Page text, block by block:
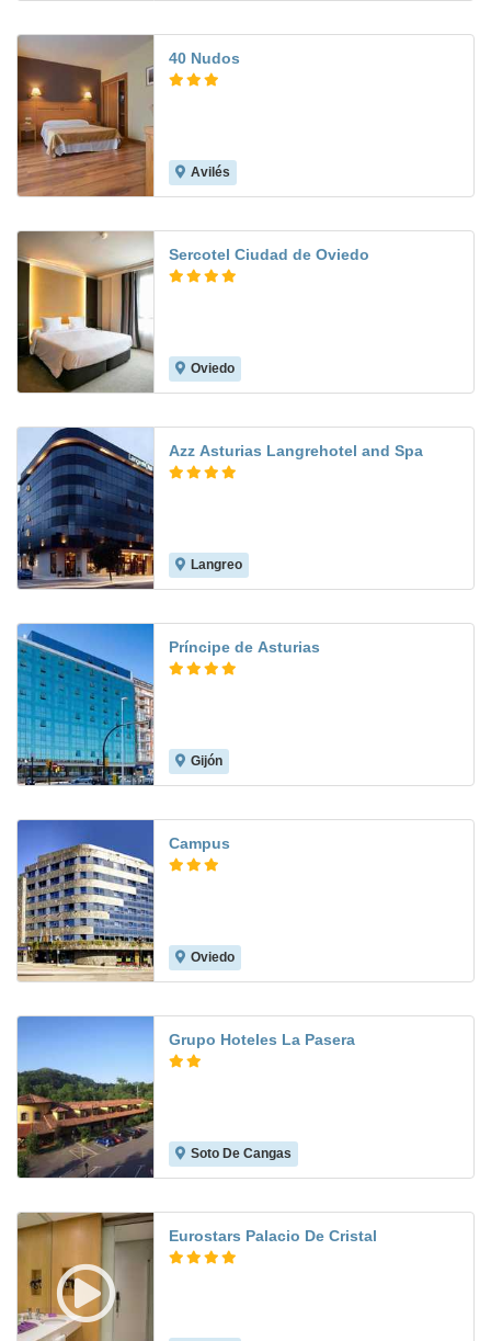
40 Nudos
Avilés
Sercotel Ciudad de Oviedo
Oviedo
Azz Asturias Langrehotel and Spa
Langreo
Príncipe de Asturias
Gijón
Campus
Oviedo
Grupo Hoteles La Pasera
Soto De Cangas
Eurostars Palacio De Cristal